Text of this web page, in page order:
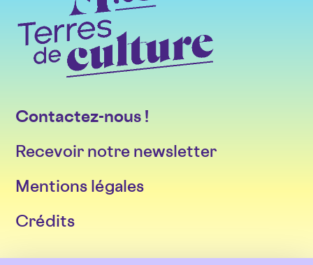
Contactez-nous !
Recevoir notre newsletter
Mentions légales
Crédits